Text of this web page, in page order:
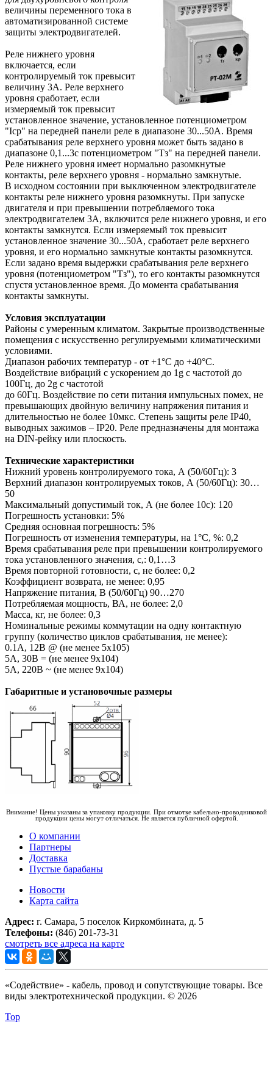
величины переменного тока в
автоматизированной системе
защиты электродвигателей.
Реле нижнего уровня
включается, если
контролируемый ток превысит
величину 3А. Реле верхнего
уровня сработает, если
измеряемый ток превысит
установленное значение, установленное потенциометром
"Iср" на передней панели реле в диапазоне 30...50А. Время
срабатывания реле верхнего уровня может быть задано в
диапазоне 0,1...3с потенциометром "Tз" на передней панели.
Реле нижнего уровня имеет нормально разомкнутые
контакты, реле верхнего уровня - нормально замкнутые.
В исходном состоянии при выключенном электродвигателе
контакты реле нижнего уровня разомкнуты. При запуске
двигателя и при превышении потребляемого тока
электродвигателем 3А, включится реле нижнего уровня, и его
контакты замкнутся. Если измеряемый ток превысит
установленное значение 30...50А, сработает реле верхнего
уровня, и его нормально замкнутые контакты разомкнутся.
Если задано время выдержки срабатывания реле верхнего
уровня (потенциометром "Тз"), то его контакты разомкнутся
спустя установленное время. До момента срабатывания
контакты замкнуты.
Условия эксплуатации
Районы с умеренным климатом. Закрытые производственные
помещения с искусственно регулируемыми климатическими
условиями.
Диапазон рабочих температур - от +1°С до +40°С.
Воздействие вибраций с ускорением до 1g с частотой до
100Гц, до 2g с частотой
до 60Гц. Воздействие по сети питания импульсных помех, не
превышающих двойную величину напряжения питания и
длительностью не более 10мкс. Степень защиты реле IP40,
выводных зажимов – IP20. Реле предназначены для монтажа
на DIN-рейку или плоскость.
Технические характеристики
Нижний уровень контролируемого тока, А (50/60Гц): 3
Верхний диапазон контролируемых токов, А (50/60Гц): 30…
50
Максимальный допустимый ток, А (не более 10с): 120
Погрешность установки: 5%
Средняя основная погрешность: 5%
Погрешность от изменения температуры, на 1°С, %: 0,2
Время срабатывания реле при превышении контролируемого
тока установленного значения, с,: 0,1…3
Время повторной готовности, с, не более: 0,2
Коэффициент возврата, не менее: 0,95
Напряжение питания, В (50/60Гц) 90…270
Потребляемая мощность, ВА, не более: 2,0
Масса, кг, не более: 0,3
Номинальные режимы коммутации на одну контактную
группу (количество циклов срабатывания, не менее):
0.1А, 12В @ (не менее 5х105)
5А, 30В = (не менее 9х104)
5А, 220В ~ (не менее 9х104)
Габаритные и установочные размеры
Внимание! Цены указаны за упаковку продукции. При отмотке кабельно-проводниковой
продукции цены могут отличаться. Не является публичной офертой.
О компании
Партнеры
Доставка
Пустые барабаны
Новости
Карта сайта
Адрес: г. Самара, 5 поселок Киркомбината, д. 5
Телефоны: (846) 201-73-31
смотреть все адреса на карте
«Содействие» - кабель, провод и сопутствующие товары. Все
виды электротехнической продукции. © 2026
Top